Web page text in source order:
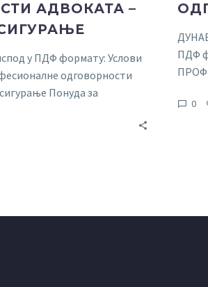
АДВОКАТА –
у ПДФ формату: Услови
одговорности
Понуда за
ПДФ
0